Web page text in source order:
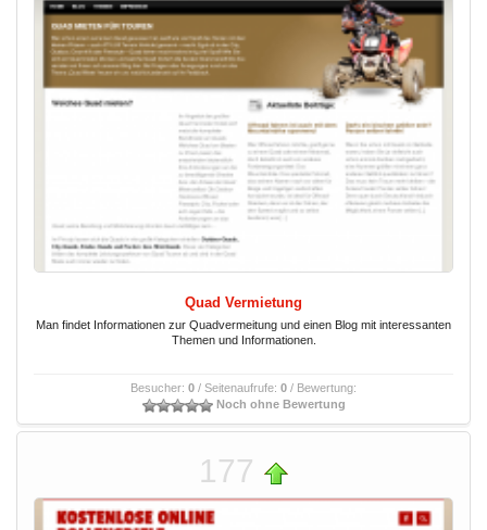
Quad Vermietung
Man findet Informationen zur Quadvermeitung und einen Blog mit interessanten
Themen und Informationen.
Besucher: 0 / Seitenaufrufe: 0 / Bewertung:
Noch ohne Bewertung
177